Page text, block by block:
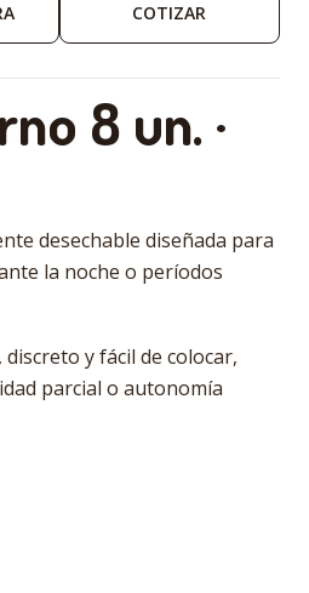
COTIZAR
8 un. ·
desechable diseñada para
la noche o períodos
y fácil de colocar,
parcial o autonomía